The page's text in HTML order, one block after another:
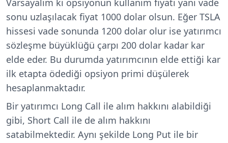
Varsayalım ki opsiyonun kullanım fiyatı yani vade
sonu uzlaşılacak fiyat 1000 dolar olsun. Eğer TSLA
hissesi vade sonunda 1200 dolar olur ise yatırımcı
sözleşme büyüklüğü çarpı 200 dolar kadar kar
elde eder. Bu durumda yatırımcının elde ettiği kar
ilk etapta ödediği opsiyon primi düşülerek
hesaplanmaktadır.
Bir yatırımcı Long Call ile alım hakkını alabildiği
gibi, Short Call ile de alım hakkını
satabilmektedir. Aynı şekilde Long Put ile bir